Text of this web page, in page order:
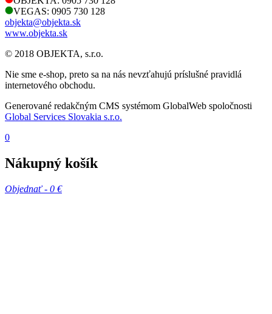
VEGAS: 0905 730 128
objekta@objekta.sk
www.objekta.sk
© 2018 OBJEKTA, s.r.o.
Nie sme e-shop, preto sa na nás nevzťahujú príslušné pravidlá
internetového obchodu.
Generované redakčným CMS systémom GlobalWeb spoločnosti
Global Services Slovakia s.r.o.
0
Nákupný košík
Objednať - 0 €